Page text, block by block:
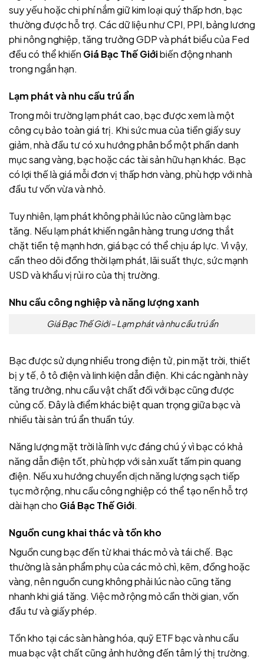
suy yếu hoặc chi phí nắm giữ kim loại quý thấp hơn, bạc
thường được hỗ trợ. Các dữ liệu như CPI, PPI, bảng lương
phi nông nghiệp, tăng trưởng GDP và phát biểu của Fed
đều có thể khiến Giá Bạc Thế Giớibiến động nhanh
trong ngắn hạn.
Lạm phát và nhu cầu trú ẩn
Trong môi trường lạm phát cao, bạc được xem là một
công cụ bảo toàn giá trị. Khi sức mua của tiền giấy suy
giảm, nhà đầu tư có xu hướng phân bổ một phần danh
mục sang vàng, bạc hoặc các tài sản hữu hạn khác. Bạc
có lợi thế là giá mỗi đơn vị thấp hơn vàng, phù hợp với nhà
đầu tư vốn vừa và nhỏ.
Tuy nhiên, lạm phát không phải lúc nào cũng làm bạc
tăng. Nếu lạm phát khiến ngân hàng trung ương thắt
chặt tiền tệ mạnh hơn, giá bạc có thể chịu áp lực. Vì vậy,
cần theo dõi đồng thời lạm phát, lãi suất thực, sức mạnh
USD và khẩu vị rủi ro của thị trường.
Nhu cầu công nghiệp và năng lượng xanh
Giá Bạc Thế Giới – Lạm phát và nhu cầu trú ẩn
Bạc được sử dụng nhiều trong điện tử, pin mặt trời, thiết
bị y tế, ô tô điện và linh kiện dẫn điện. Khi các ngành này
tăng trưởng, nhu cầu vật chất đối với bạc cũng được
củng cố. Đây là điểm khác biệt quan trọng giữa bạc và
nhiều tài sản trú ẩn thuần túy.
Năng lượng mặt trời là lĩnh vực đáng chú ý vì bạc có khả
năng dẫn điện tốt, phù hợp với sản xuất tấm pin quang
điện. Nếu xu hướng chuyển dịch năng lượng sạch tiếp
tục mở rộng, nhu cầu công nghiệp có thể tạo nền hỗ trợ
dài hạn cho Giá Bạc Thế Giới.
Nguồn cung khai thác và tồn kho
Nguồn cung bạc đến từ khai thác mỏ và tái chế. Bạc
thường là sản phẩm phụ của các mỏ chì, kẽm, đồng hoặc
vàng, nên nguồn cung không phải lúc nào cũng tăng
nhanh khi giá tăng. Việc mở rộng mỏ cần thời gian, vốn
đầu tư và giấy phép.
Tồn kho tại các sàn hàng hóa, quỹ ETF bạc và nhu cầu
mua bạc vật chất cũng ảnh hưởng đến tâm lý thị trường.